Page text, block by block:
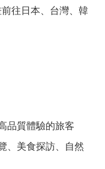
往日本、台灣、韓
品質體驗的旅客
、美食探訪、自然